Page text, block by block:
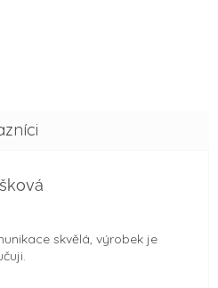
je 5 z 5 hvězdiček.
skvělá, výrobek je